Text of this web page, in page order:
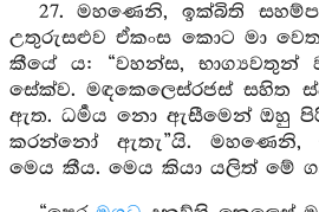
27. මහණෙනි, ඉක්බිති
උතුරුසළුව ඒකංස කොට මා
කීයේ ය: “වහන්ස, භාග්‍යවතුන්
සේක්ව. මඳකෙලෙස්රජස් සහිත
ඇත. ධර්‍මය නො ඇසීමෙන් ඔහු
කරන්නෝ ඇතැ”යි. මහණෙනි,
මෙය කීය. මෙය කියා යලිත් මේ